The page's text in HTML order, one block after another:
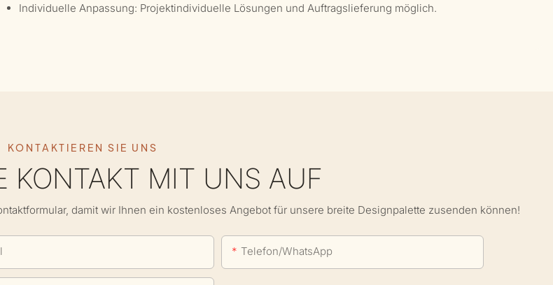
Individuelle Anpassung: Projektindividuelle Lösungen und Auftragslieferung möglich.
KONTAKTIEREN SIE UNS
KONTAKT MIT UNS AUF
damit wir Ihnen ein kostenloses Angebot für unsere breite Designpalette zusenden können!
Telefon/WhatsApp